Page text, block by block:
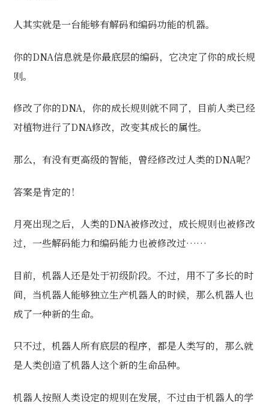
人其实就是一台能够有解码和编码功能的机器。
你的DNA信息就是你最底层的编码，它决定了你的成长规
则。
修改了你的DNA，你的成长规则就不同了，目前人类已经
对植物进行了DNA修改，改变其成长的属性。
那么，有没有更高级的智能，曾经修改过人类的DNA呢？
答案是肯定的！
月亮出现之后，人类的DNA被修改过，成长规则也被修改
过，一些解码能力和编码能力也被修改过……
目前，机器人还是处于初级阶段。不过，用不了多长的时
间，当机器人能够独立生产机器人的时候，那么机器人也
成了一种新的生命。
只不过，机器人所有底层的程序，都是人类写的，那么就
是人类创造了机器人这个新的生命品种。
机器人按照人类设定的规则在发展，不过由于机器人的学